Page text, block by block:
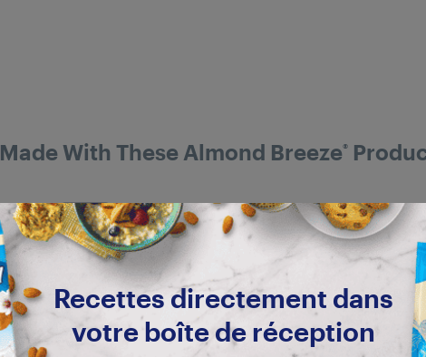
Made With These Almond Breeze®
Recettes directement dans
votre boîte de réception